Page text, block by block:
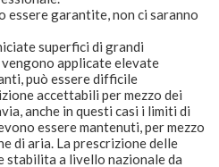
essere garantite, non ci saranno
superfici di grandi
applicate elevate
può essere difficile
accettabili per mezzo dei
anche in questi casi i limiti di
essere mantenuti, per mezzo
di aria. La prescrizione delle
stabilita a livello nazionale da